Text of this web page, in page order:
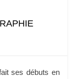
ses débuts en